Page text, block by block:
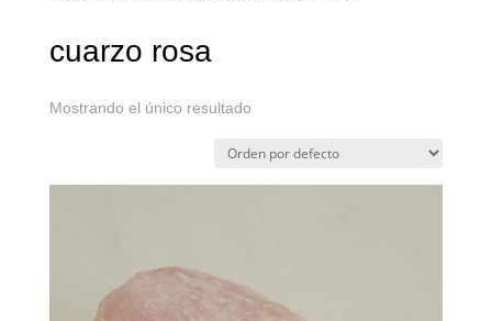
cuarzo rosa
Mostrando el único resultado